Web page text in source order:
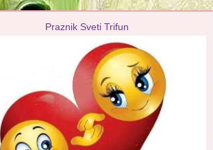
Praznik Sveti Trifun